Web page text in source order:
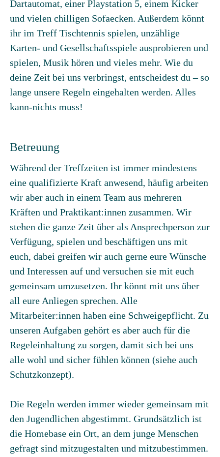
Dartautomat, einer Playstation 5, einem Kicker
und vielen chilligen Sofaecken. Außerdem könnt
ihr im Treff Tischtennis spielen, unzählige
Karten- und Gesellschaftsspiele ausprobieren und
spielen, Musik hören und vieles mehr. Wie du
deine Zeit bei uns verbringst, entscheidest du – so
lange unsere Regeln eingehalten werden. Alles
kann-nichts muss!
Betreuung
Während der Treffzeiten ist immer mindestens
eine qualifizierte Kraft anwesend, häufig arbeiten
wir aber auch in einem Team aus mehreren
Kräften und Praktikant:innen zusammen. Wir
stehen die ganze Zeit über als Ansprechperson zur
Verfügung, spielen und beschäftigen uns mit
euch, dabei greifen wir auch gerne eure Wünsche
und Interessen auf und versuchen sie mit euch
gemeinsam umzusetzen. Ihr könnt mit uns über
all eure Anliegen sprechen. Alle
Mitarbeiter:innen haben eine Schweigepflicht. Zu
unseren Aufgaben gehört es aber auch für die
Regeleinhaltung zu sorgen, damit sich bei uns
alle wohl und sicher fühlen können (siehe auch
Schutzkonzept).
Die Regeln werden immer wieder gemeinsam mit
den Jugendlichen abgestimmt. Grundsätzlich ist
die Homebase ein Ort, an dem junge Menschen
gefragt sind mitzugestalten und mitzubestimmen.